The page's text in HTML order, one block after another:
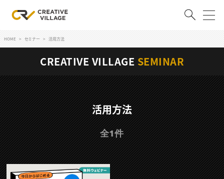
ログイン 会員登録
RECRUIT
クリエイター求人を探す
CREATIVE JOB求人検索
特集求人
採用説明会
転職支援サービス
CONTENTS
HOME セミナー 活用方法
CREATIVE VILLAGE SEMINAR
活用方法
全1件